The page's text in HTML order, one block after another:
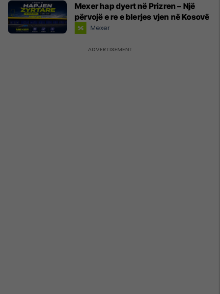
Mexer hap dyert në Prizren – Një
përvojë e re e blerjes vjen në Kosovë
Mexer